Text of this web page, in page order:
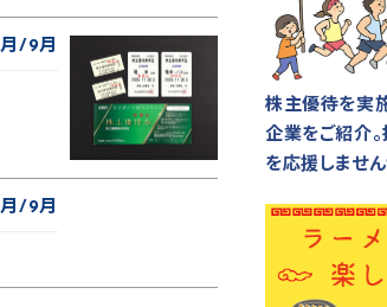
9月
9月
株主優待を実
企業をご紹介
を応援しません